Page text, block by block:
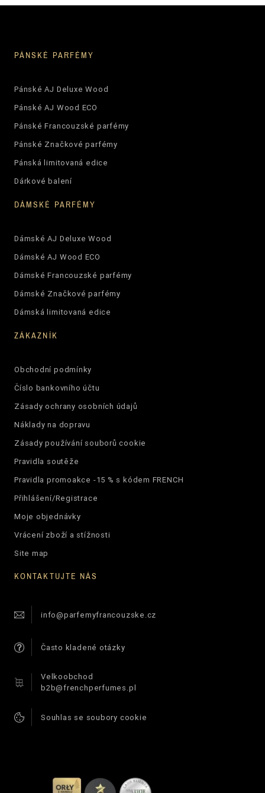
PÁNSKÉ PARFÉMY
Pánské AJ Deluxe Wood
Pánské AJ Wood ECO
Pánské Francouzské parfémy
Pánské Značkové parfémy
Pánská limitovaná edice
Dárkové balení
DÁMSKÉ PARFÉMY
Dámské AJ Deluxe Wood
Dámské AJ Wood ECO
Dámské Francouzské parfémy
Dámské Značkové parfémy
Dámská limitovaná edice
ZÁKAZNÍK
Obchodní podmínky
Číslo bankovního účtu
Zásady ochrany osobních údajů
Náklady na dopravu
Zásady používání souborů cookie
Pravidla soutěže
Pravidla promoakce -15 % s kódem FRENCH
Přihlášení/Registrace
Moje objednávky
Vrácení zboží a stížnosti
Site map
KONTAKTUJTE NÁS
info@parfemyfrancouzske.cz
Často kladené otázky
Velkoobchod
b2b@frenchperfumes.pl
Souhlas se soubory cookie